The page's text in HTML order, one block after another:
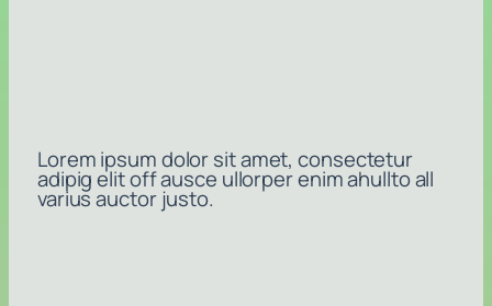
Lorem ipsum dolor sit amet, consectetur
adipig elit off ausce ullorper enim ahullto all
varius auctor justo.